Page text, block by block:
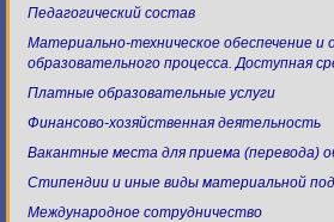
Педагогический состав
Материально-техническое обеспечение и
образовательного процесса. Доступная
Платные образовательные услуги
Финансово-хозяйственная деятельность
Вакантные места для приема (перевода)
Стипендии и иные виды материальной
Международное сотрудничество